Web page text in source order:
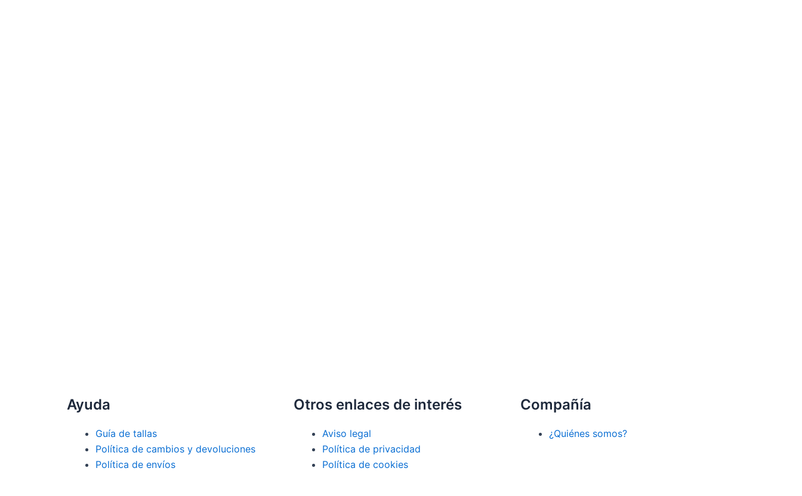
Ayuda
Guía de tallas
Política de cambios y devoluciones
Política de envíos
Otros enlaces de interés
Aviso legal
Política de privacidad
Política de cookies
Compañía
¿Quiénes somos?